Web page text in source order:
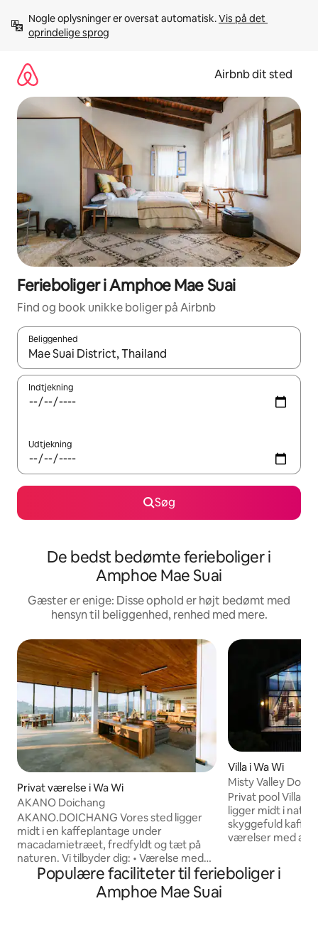
videre
Nogle oplysninger er oversat automatisk. Vis på det
oprindelige sprog
Airbnb dit sted
Ferieboliger i Amphoe Mae Suai
Find og book unikke boliger på Airbnb
Beliggenhed
Når resultaterne er tilgængelige, skal du navigere med
Indtjekning
Udtjekning
Søg
De bedst bedømte ferieboliger i
Amphoe Mae Suai
Gæster er enige: Disse ophold er højt bedømt med
hensyn til beliggenhed, renhed med mere.
Privat værelse i Wa Wi
AKANO Doichang
AKANO.DOICHANG Vores sted ligger
midt i en kaffeplantage under
macadamietræet, fredfyldt og tæt på
naturen. Vi tilbyder dig: • Værelse med
morgenmad og aftensmad (du kan
vælge mellem svinekød, pandestegt
Villa i Wa Wi
Misty Valley
Privat pool Villa
ligger midt i
skyggefuld
værelser med alle
tågen om
rundt på toppen
Populære faciliteter til ferieboliger i
Amphoe Mae Suai